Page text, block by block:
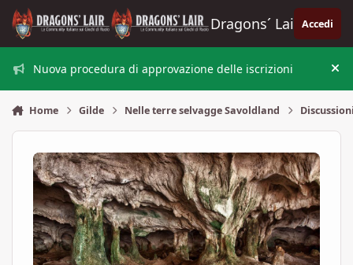
Vai al contenuto
Dragons´ Lair Accedi
Nuova procedura di approvazione delle iscrizioni
Home Gilde Nelle terre selvagge Savoldland